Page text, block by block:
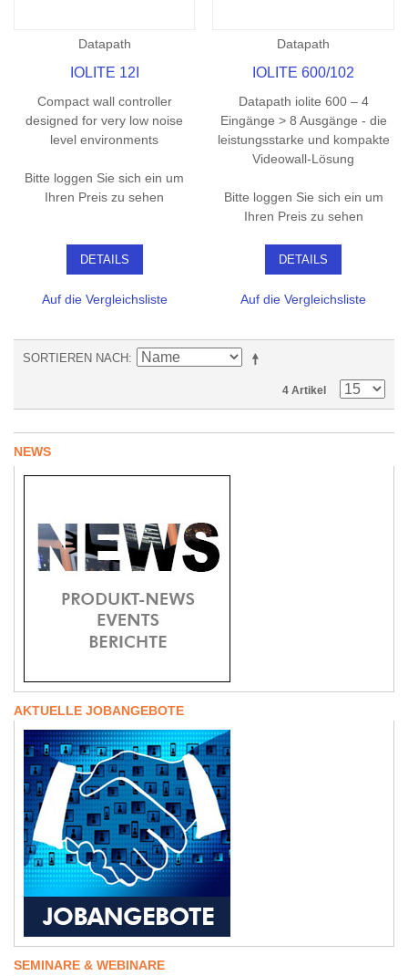
Datapath
IOLITE 12I
Compact wall controller
designed for very low noise
level environments
Bitte loggen Sie sich ein um
Ihren Preis zu sehen
DETAILS
Auf die Vergleichsliste
Datapath
IOLITE 600/102
Datapath iolite 600 – 4
Eingänge > 8 Ausgänge - die
leistungsstarke und kompakte
Videowall-Lösung
Bitte loggen Sie sich ein um
Ihren Preis zu sehen
DETAILS
Auf die Vergleichsliste
SORTIEREN NACH
4 Artikel
NEWS
AKTUELLE JOBANGEBOTE
SEMINARE & WEBINARE